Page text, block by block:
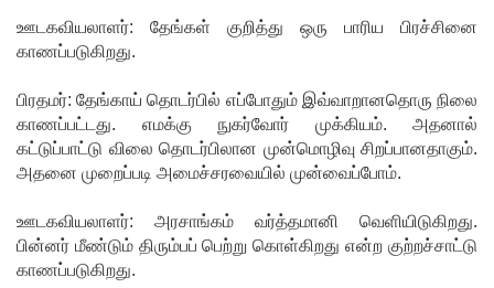
ஸ்ரீலங்கன்
விமான
சேவை
மீண்டும்
ஆரம்பம்!
ள் விலை
உயர்வுக்கு
ஊடகவியலாளர்: தேங்கள் குறித்து ஒரு பாரிய பிரச்சினை
காணப்படுகிறது.
பிரதமர்: தேங்காய் தொடர்பில் எப்போதும் இவ்வாறானதொரு நிலை
காணப்பட்டது. எமக்கு நுகர்வோர் முக்கியம். அதனால்
கட்டுப்பாட்டு விலை தொடர்பிலான முன்மொழிவு சிறப்பானதாகும்.
அதனை முறைப்படி அமைச்சரவையில் முன்வைப்போம்.
ஊடகவியலாளர்: அரசாங்கம் வர்த்தமானி வெளியிடுகிறது.
பின்னர் மீண்டும் திரும்பப் பெற்று கொள்கிறது என்ற குற்றச்சாட்டு
காணப்படுகிறது.